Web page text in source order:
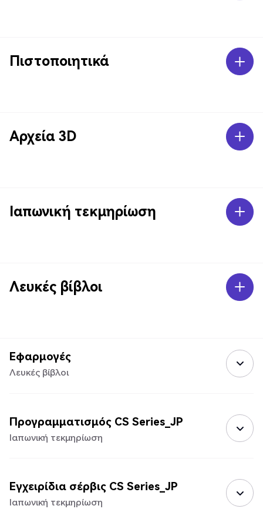
Πιστοποιητικά
Αρχεία 3D
Ιαπωνική τεκμηρίωση
Λευκές βίβλοι
Εφαρμογές
Λευκές βίβλοι
Προγραμματισμός CS Series_JP
Ιαπωνική τεκμηρίωση
Εγχειρίδια σέρβις CS Series_JP
Ιαπωνική τεκμηρίωση